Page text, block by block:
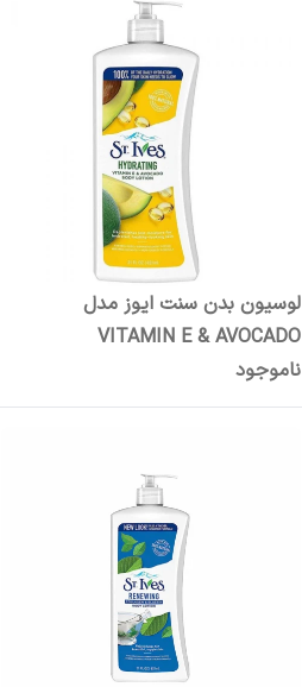
لوسیون بدن سنت ایوز مدل
VITAMIN E & AVOCADO
ناموجود